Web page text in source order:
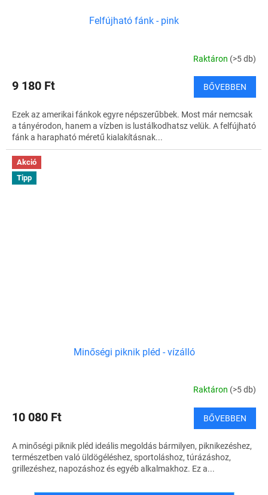
Felfújható fánk - pink
Raktáron (>5 db)
9 180 Ft BŐVEBBEN
Ezek az amerikai fánkok egyre népszerűbbek. Most már nemcsak
a tányérodon, hanem a vízben is lustálkodhatsz velük. A felfújható
fánk a harapható méretű kialakításnak...
Akció
Tipp
Minőségi piknik pléd - vízálló
Raktáron (>5 db)
10 080 Ft BŐVEBBEN
A minőségi piknik pléd ideális megoldás bármilyen, piknikezéshez,
természetben való üldögéléshez, sportoláshoz, túrázáshoz,
grillezéshez, napozáshoz és egyéb alkalmakhoz. Ez a...